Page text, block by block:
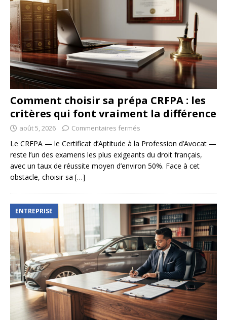
Comment choisir sa prépa CRFPA : les
critères qui font vraiment la différence
août 5, 2026 Commentaires fermés
Le CRFPA — le Certificat d’Aptitude à la Profession d’Avocat —
reste l’un des examens les plus exigeants du droit français,
avec un taux de réussite moyen d’environ 50%. Face à cet
obstacle, choisir sa […]
ENTREPRISE